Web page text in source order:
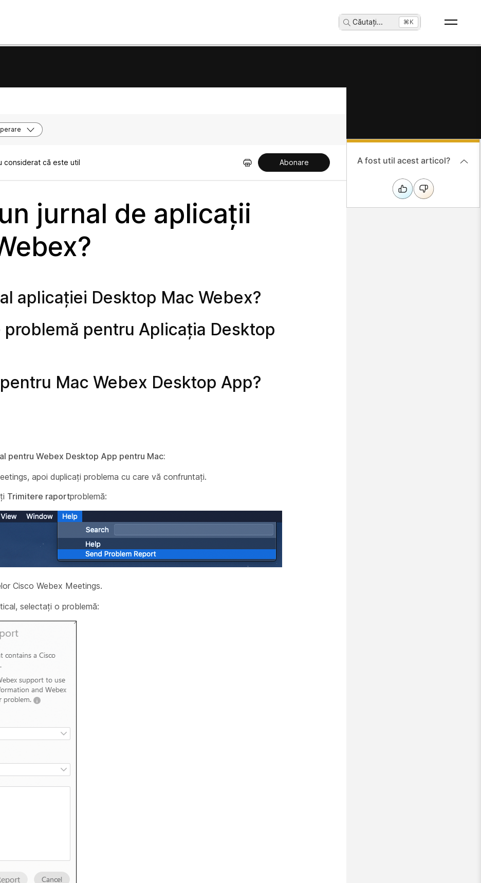
Căutați... ⌘K
considerat că este util Abonare
jurnal de aplicații
aplicației Desktop Mac Webex?
pentru Aplicația Desktop
Mac Webex Desktop App?
pentru Webex Desktop App pentru Mac:
apoi duplicați problema cu care vă confruntați.
Trimitere raportproblemă:
Cisco Webex Meetings.
selectați o problemă:
A fost util acest articol?